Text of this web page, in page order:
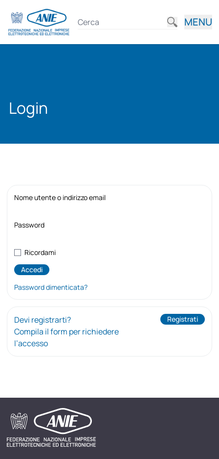
MENU
Login
Nome utente o indirizzo email
Password
Ricordami
Password dimenticata?
Devi registrarti?
Compila il form per richiedere
l’accesso
Registrati